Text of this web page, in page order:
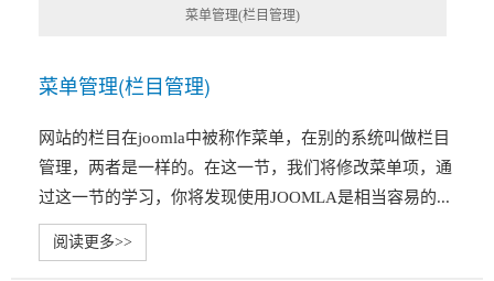
菜单管理(栏目管理)
菜单管理(栏目管理)
网站的栏目在joomla中被称作菜单，在别的系统叫做栏目
管理，两者是一样的。在这一节，我们将修改菜单项，通
过这一节的学习，你将发现使用JOOMLA是相当容易的...
阅读更多>>